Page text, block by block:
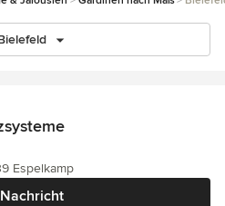
Nachricht
Espelkamp